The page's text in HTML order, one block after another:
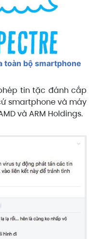
toàn bộ smartphone
tin tặc đánh cắp
smartphone và máy
và ARM Holdings.